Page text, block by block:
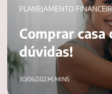
PLANEJAMENTO
Comprar casa
dúvidas!
30/06/20235 MINS